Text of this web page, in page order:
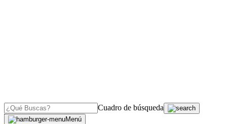
Cuadro de búsqueda
Menú
OJO